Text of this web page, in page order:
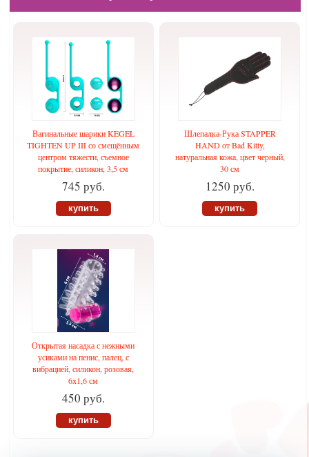
Вагинальные шарики KEGEL
TIGHTEN UP III со смещённым
центром тяжести, съемное
покрытие, силикон, 3,5 см
745 руб.
купить
Шлепалка-Рука STAPPER
HAND от Bad Kitty,
натуральная кожа, цвет черный,
30 см
1250 руб.
купить
Открытая насадка с нежными
усиками на пенис, палец, с
вибрацией, силикон, розовая,
6х1,6 см
450 руб.
купить